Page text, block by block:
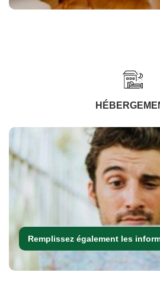
Remplissez également les